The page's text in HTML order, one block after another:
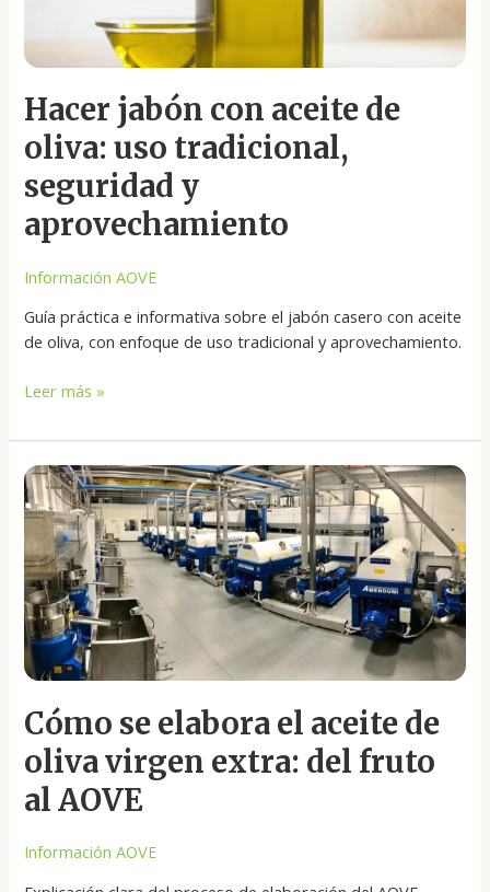
Hacer jabón con aceite de
oliva: uso tradicional,
seguridad y
aprovechamiento
Información AOVE
Guía práctica e informativa sobre el jabón casero con aceite
de oliva, con enfoque de uso tradicional y aprovechamiento.
Leer más »
Cómo se elabora el aceite de
oliva virgen extra: del fruto
al AOVE
Información AOVE
Cómo
se
elabora
el
aceite
de
oliva
virgen
extra:
fruto
al
AOVE